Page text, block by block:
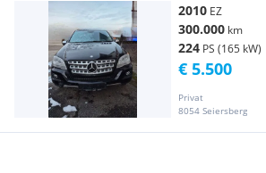
2010 EZ
300.000 km
224 PS (165 kW)
Privat
8054 Seiersberg
€ 5.500